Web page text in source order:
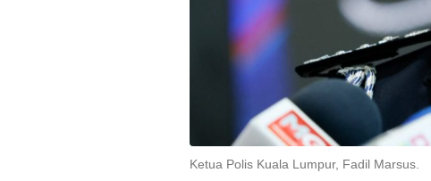
Ketua Polis Kuala Lumpur, Fadil Marsus.